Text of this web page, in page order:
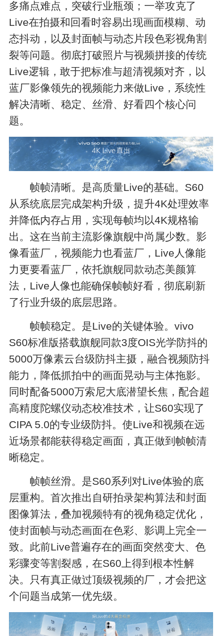
多痛点难点，突破行业瓶颈；一举攻克了
Live在拍摄和回看时容易出现画面模糊、动
态抖动，以及封面帧与动态片段色彩视角割
裂等问题。彻底打破照片与视频拼接的传统
Live逻辑，敢于把标准与超清视频对齐，以
蓝厂影像领先的视频能力来做Live，系统性
解决清晰、稳定、丝滑、好看四个核心问
题。
帧帧清晰。是高质量Live的基础。S60
从系统底层完成架构升级，提升4K处理效率
并降低内存占用，实现每帧均以4K规格输
出。这在当前主流影像旗舰中尚属少数。影
像看蓝厂，视频能力也看蓝厂，Live人像能
力更要看蓝厂，依托旗舰同款动态美颜算
法，Live人像也能确保帧帧好看，彻底刷新
了行业升级的底层思路。
帧帧稳定。是Live的关键体验。vivo
S60标准版搭载旗舰同款3度OIS光学防抖的
5000万像素云台级防抖主摄，融合视频防抖
能力，降低抓拍中的画面晃动与主体拖影。
同时配备5000万索尼大底潜望长焦，配合超
高精度陀螺仪动态校准技术，让S60实现了
CIPA 5.0的专业级防抖。使Live和视频在远
近场景都能获得稳定画面，真正做到帧帧清
晰稳定。
帧帧丝滑。是S60系列对Live体验的底
层重构。首次推出自研拍录架构算法和封面
图像算法，叠加视频特有的视角稳定优化，
使封面帧与动态画面在色彩、影调上完全一
致。此前Live普遍存在的画面突然变大、色
彩骤变等割裂感，在S60上得到根本性解
决。只有真正做过顶级视频的厂，才会把这
个问题当成第一优先级。